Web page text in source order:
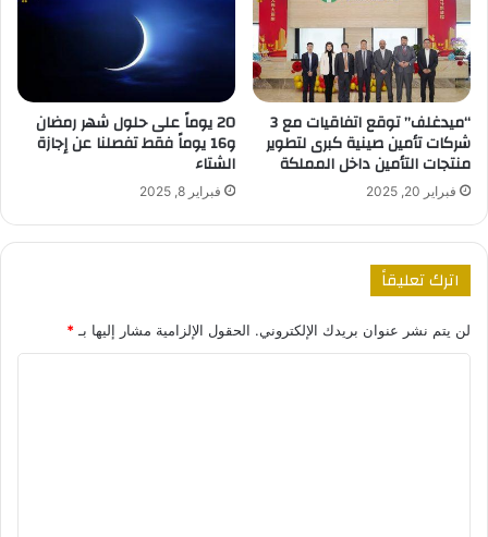
“ميدغلف” توقع اتفاقيات مع 3
شركات تأمين صينية كبرى لتطوير
منتجات التأمين داخل المملكة
فبراير 20, 2025
20 يوماً على حلول شهر رمضان
و16 يوماً فقط تفصلنا عن إجازة
الشتاء
فبراير 8, 2025
اترك تعليقاً
لن يتم نشر عنوان بريدك الإلكتروني. الحقول الإلزامية مشار إليها بـ*